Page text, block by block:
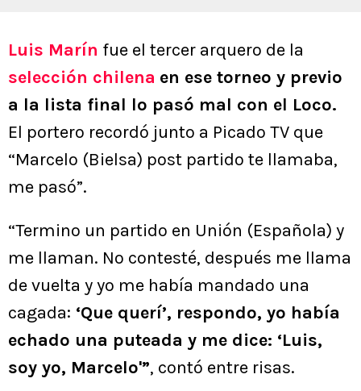
Luis Marín fue el tercer arquero de la
selección chilena en ese torneo y previo
a la lista final lo pasó mal con el Loco.
El portero recordó junto a Picado TV que
“Marcelo (Bielsa) post partido te llamaba,
me pasó”.
“Termino un partido en Unión (Española) y
me llaman. No contesté, después me llama
de vuelta y yo me había mandado una
cagada: ‘Que querí’, respondo, yo había
echado una puteada y me dice: ‘Luis,
soy yo, Marcelo'”, contó entre risas.